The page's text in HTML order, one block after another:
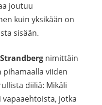
joutuu
kuin yksikään on
sisään.
nimittäin
viiden
diiliä: Mikäli
jotka